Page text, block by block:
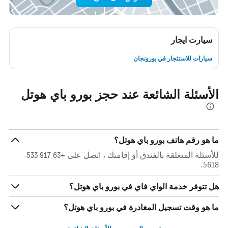
سيارت ايجار
سيارات للاستئجار في بورونجان
الأسئلة الشائعة عند حجز بورو باي هوتل
ما هو رقم هاتف بورو باي هوتل؟
للأسئلة المتعلقة بالفندق أو إقامتك ، اتصل على +63 917 533
5618.
هل تتوفر خدمة الواي فاي في بورو باي هوتل؟
ما هو وقت تسجيل المغادرة في بورو باي هوتل؟